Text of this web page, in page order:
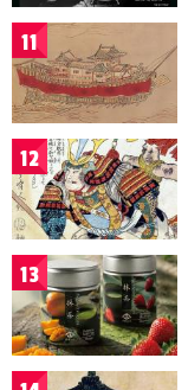
11
12
13